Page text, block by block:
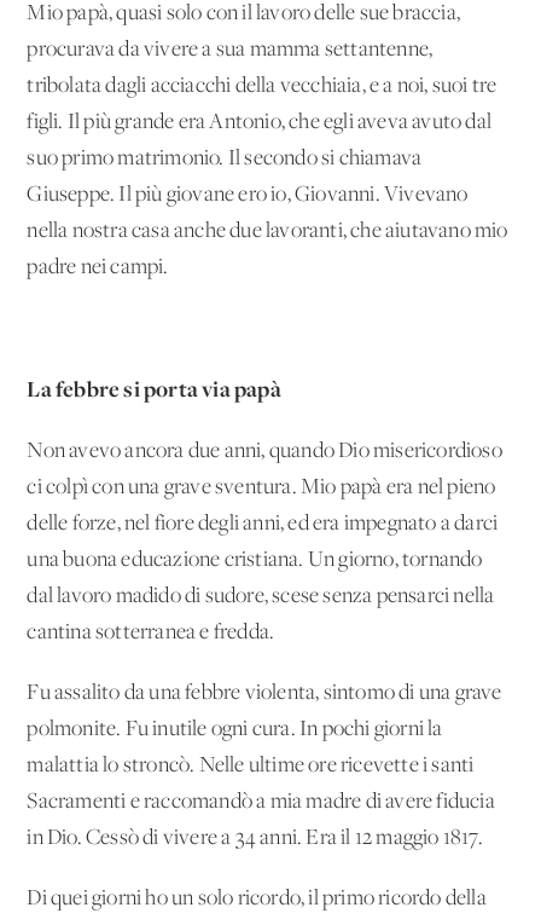
Mio papà, quasi solo con il lavoro delle sue braccia,
procurava da vivere a sua mamma settantenne,
tribolata dagli acciacchi della vecchiaia, e a noi, suoi tre
figli. Il più grande era Antonio, che egli aveva avuto dal
suo primo matrimonio. Il secondo si chiamava
Giuseppe. Il più giovane ero io, Giovanni. Vivevano
nella nostra casa anche due lavoranti, che aiutavano mio
padre nei campi.
La febbre si porta via papà
Non avevo ancora due anni, quando Dio misericordioso
ci colpì con una grave sventura. Mio papà era nel pieno
delle forze, nel fiore degli anni, ed era impegnato a darci
una buona educazione cristiana. Un giorno, tornando
dal lavoro madido di sudore, scese senza pensarci nella
cantina sotterranea e fredda.
Fu assalito da una febbre violenta, sintomo di una grave
polmonite. Fu inutile ogni cura. In pochi giorni la
malattia lo stroncò. Nelle ultime ore ricevette i santi
Sacramenti e raccomandò a mia madre di avere fiducia
in Dio. Cessò di vivere a 34 anni. Era il 12 maggio 1817.
Di quei giorni ho un solo ricordo, il primo ricordo della